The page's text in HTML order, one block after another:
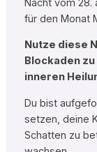
für den Monat
Nutze diese
Blockaden
inneren
Du bist
setzen, deine
Schatten zu